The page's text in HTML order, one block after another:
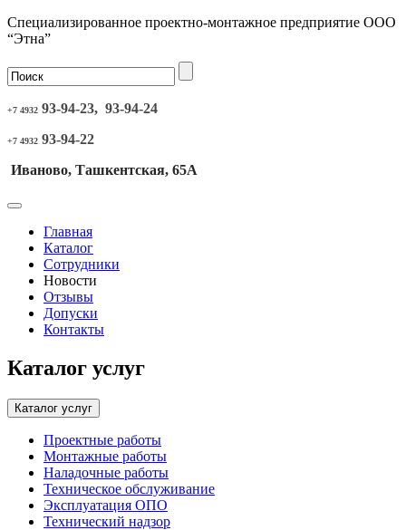
Специализированное проектно-монтажное предприятие ООО
“Этна”
+7 4932 93-94-23, 93-94-24
+7 4932 93-94-22
Иваново, Ташкентская, 65А
Главная
Каталог
Сотрудники
Новости
Отзывы
Допуски
Контакты
Каталог услуг
Каталог услуг
Проектные работы
Монтажные работы
Наладочные работы
Техническое обслуживание
Эксплуатация ОПО
Технический надзор